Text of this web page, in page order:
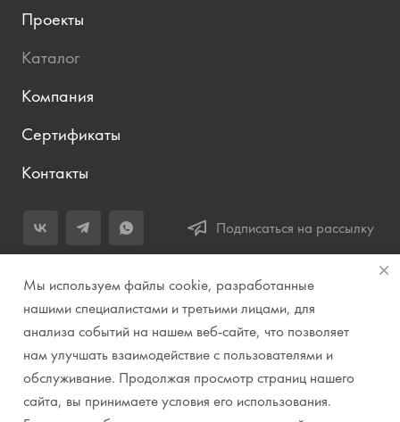
Проекты
Каталог
Компания
Сертификаты
Контакты
Подписаться на рассылку
+7 (343) 283-04-11
Заказать звонок
info@prirodazvuka.ru
620144, г. Екатеринбург, ул. Хохрякова, д. 98, салон 27, ТЦ
«Весенний», 2 этаж, Центральный вход с ул. Куйбышева
Мы используем файлы cookie, разработанные
нашими специалистами и третьими лицами, для
анализа событий на нашем веб-сайте, что позволяет
нам улучшать взаимодействие с пользователями и
обслуживание. Продолжая просмотр страниц нашего
сайта, вы принимаете условия его использования.